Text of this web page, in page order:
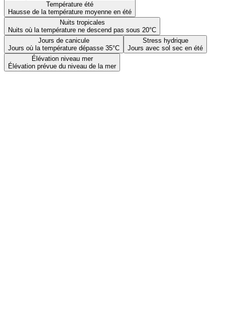
Température été
Hausse de la température moyenne en été
Nuits tropicales
Nuits où la température ne descend pas sous 20°C
Jours de canicule
Jours où la température dépasse 35°C
Stress hydrique
Jours avec sol sec en été
Élévation niveau mer
Élévation prévue du niveau de la mer